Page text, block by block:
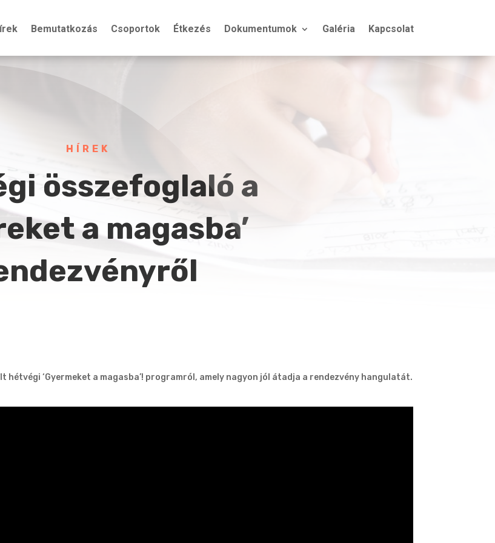
Bemutatkozás Csoportok Étkezés Dokumentumok Galéria Kapcsolat
HÍREK
összefoglaló a
a magasba’
hétvégi ‘Gyermeket a magasba’! programról, amely nagyon jól átadja a rendezvény hangulatát.